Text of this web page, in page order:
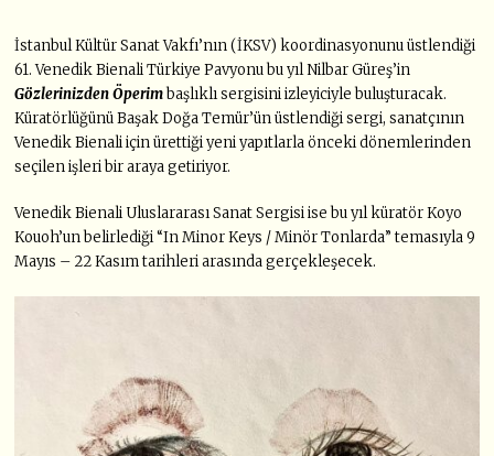
İstanbul Kültür Sanat Vakfı’nın (İKSV) koordinasyonunu üstlendiği
61. Venedik Bienali Türkiye Pavyonu bu yıl Nilbar Güreş’in
Gözlerinizden Öperim başlıklı sergisini izleyiciyle buluşturacak.
Küratörlüğünü Başak Doğa Temür’ün üstlendiği sergi, sanatçının
Venedik Bienali için ürettiği yeni yapıtlarla önceki dönemlerinden
seçilen işleri bir araya getiriyor.
Venedik Bienali Uluslararası Sanat Sergisi ise bu yıl küratör Koyo
Kouoh’un belirlediği “In Minor Keys / Minör Tonlarda” temasıyla 9
Mayıs – 22 Kasım tarihleri arasında gerçekleşecek.